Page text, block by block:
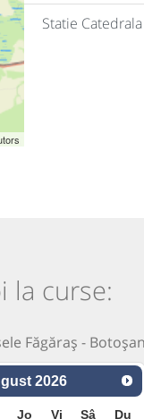
Statie Catedrala
la curse:
Făgăraș -
2026
Jo Vi Sâ Du